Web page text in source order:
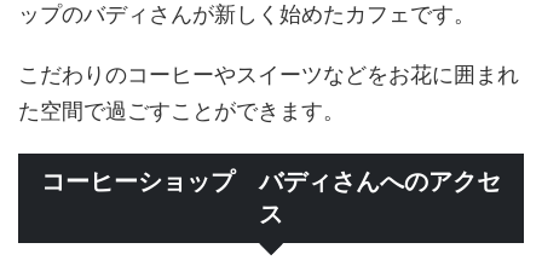
ップのバディさんが新しく始めたカフェです。
こだわりのコーヒーやスイーツなどをお花に囲まれ
た空間で過ごすことができます。
コーヒーショップ バディさんへのアクセ
ス